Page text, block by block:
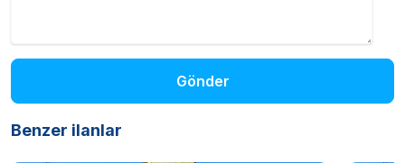
Gönder
Benzer ilanlar